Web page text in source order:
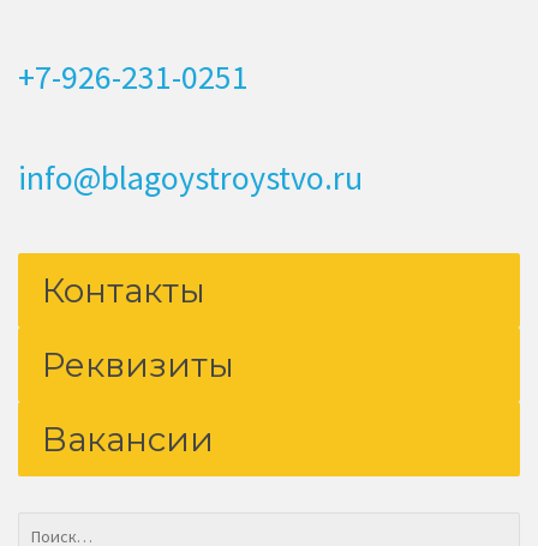
+7-926-231-0251
info@blagoystroystvo.ru
Контакты
Реквизиты
Вакансии